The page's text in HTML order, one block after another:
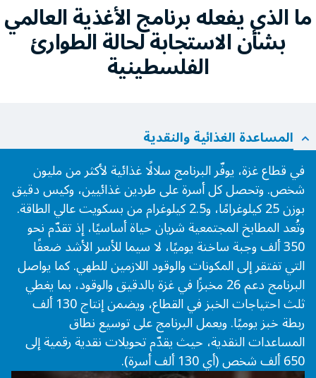
ما الذي يفعله برنامج الأغذية العالمي
بشأن الاستجابة لحالة الطوارئ
الفلسطينية
المساعدة الغذائية والنقدية
في قطاع غزة، يوفّر البرنامج سلالًا غذائية لأكثر من مليون
شخص. وتحصل كل أسرة على طردين غذائيين، وكيس دقيق
بوزن 25 كيلوغرامًا، و2.5 كيلوغرام من بسكويت عالي الطاقة.
وتُعد المطابخ المجتمعية شريان حياة أساسيًا، إذ تقدّم نحو
350 ألف وجبة ساخنة يوميًا، لا سيما للأسر الأشد ضعفًا
التي تفتقر إلى المكونات والوقود اللازمين للطهي. كما يواصل
البرنامج دعم 26 مخبزًا في غزة بالدقيق والوقود، بما يغطي
ثلث احتياجات الخبز في القطاع، ويضمن إنتاج 130 ألف
ربطة خبز يوميًا. ويعمل البرنامج على توسيع نطاق
المساعدات النقدية، حيث يقدّم تحويلات نقدية رقمية إلى
650 ألف شخص (أي 130 ألف أسرة).